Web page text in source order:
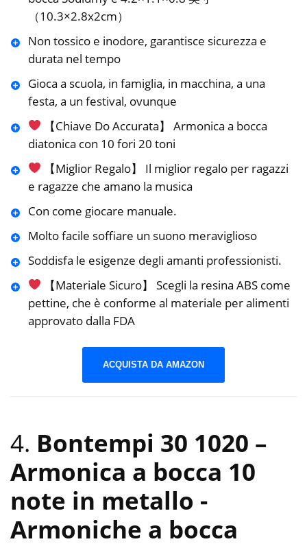
（10.3×2.8x2cm）
Non tossico e inodore, garantisce sicurezza e
durata nel tempo
Gioca a scuola, in famiglia, in macchina, a una
festa, a un festival, ovunque
【Chiave Do Accurata】 Armonica a bocca
diatonica con 10 fori 20 toni
【Miglior Regalo】 Il miglior regalo per ragazzi
e ragazze che amano la musica
Con come giocare manuale.
Molto facile soffiare un suono meraviglioso
Soddisfa le esigenze degli amanti professionisti.
【Materiale Sicuro】 Scegli la resina ABS come
pettine, che è conforme al materiale per alimenti
approvato dalla FDA
ACQUISTA DA AMAZON
4. Bontempi 30 1020 –
Armonica a bocca 10
note in metallo -
Armoniche a bocca